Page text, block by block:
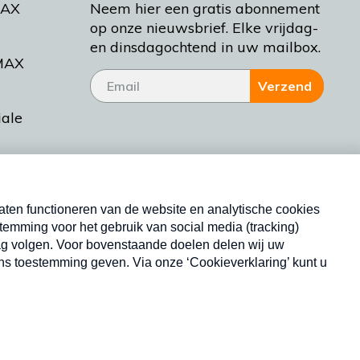
Bakt
Neem hier een gratis abonnement
op onze nieuwsbrief. Elke vrijdag-
en dinsdagochtend in uw mailbox.
Verzend
Nieuwsbrief
Neem hier een gratis abonnement op onze